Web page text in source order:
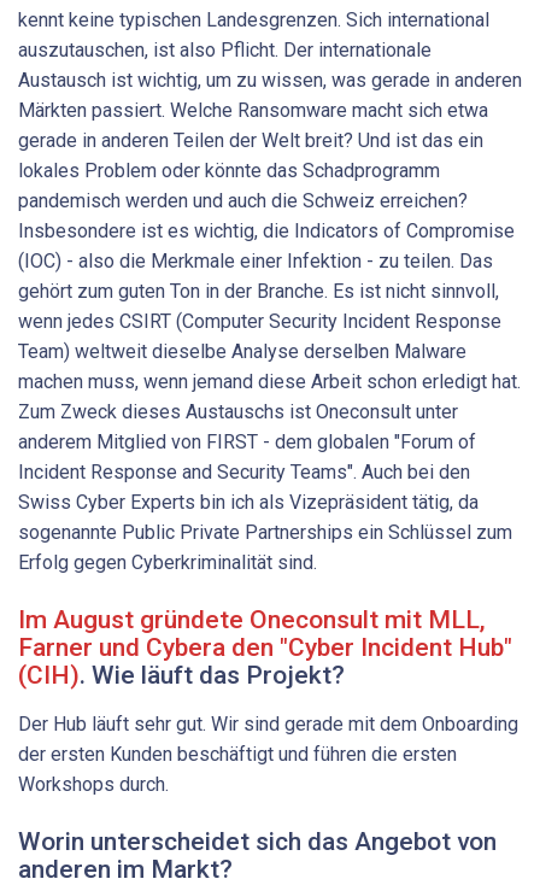
kennt keine typischen Landesgrenzen. Sich international
auszutauschen, ist also Pflicht. Der internationale
Austausch ist wichtig, um zu wissen, was gerade in anderen
Märkten passiert. Welche Ransomware macht sich etwa
gerade in anderen Teilen der Welt breit? Und ist das ein
lokales Problem oder könnte das Schadprogramm
pandemisch werden und auch die Schweiz erreichen?
Insbesondere ist es wichtig, die Indicators of Compromise
(IOC) - also die Merkmale einer Infektion - zu teilen. Das
gehört zum guten Ton in der Branche. Es ist nicht sinnvoll,
wenn jedes CSIRT (Computer Security Incident Response
Team) weltweit dieselbe Analyse derselben Malware
machen muss, wenn jemand diese Arbeit schon erledigt hat.
Zum Zweck dieses Austauschs ist Oneconsult unter
anderem Mitglied von FIRST - dem globalen "Forum of
Incident Response and Security Teams". Auch bei den
Swiss Cyber Experts bin ich als Vizepräsident tätig, da
sogenannte Public Private Partnerships ein Schlüssel zum
­Erfolg gegen Cyberkriminalität sind.
Im August gründete Oneconsult mit MLL,
Farner und Cybera den "Cyber Incident Hub"
(CIH). Wie läuft das Projekt?
Der Hub läuft sehr gut. Wir sind gerade mit dem Onboarding
der ersten Kunden beschäftigt und führen die ersten
Workshops durch.
Worin unterscheidet sich das Angebot von
anderen im Markt?